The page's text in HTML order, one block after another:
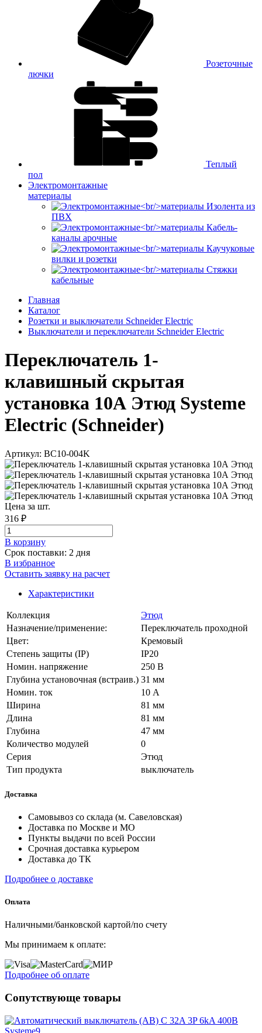
Розеточные
лючки
Теплый
пол
Электромонтажные
материалы
Изолента из
ПВХ
Кабель-
каналы арочные
Каучуковые
вилки и розетки
Стяжки
кабельные
Главная
Каталог
Розетки и выключатели Schneider Electric
Выключатели и переключатели Schneider Electric
Переключатель 1-
клавишный скрытая
установка 10А Этюд Systeme
Electric (Schneider)
Артикул: BC10-004K
Цена за шт.
316 ₽
В корзинy
Срок поставки: 2 дня
В избранное
Оставить заявку на расчет
Характеристики
Коллекция
Этюд
Назначение/применение:
Переключатель проходной
Цвет:
Кремовый
Степень защиты (IP)
IP20
Номин. напряжение
250 В
Глубина установочная (встраив.) 31 мм
Номин. ток
10 А
Ширина
81 мм
Длина
81 мм
Глубина
47 мм
Количество модулей
0
Серия
Этюд
Тип продукта
выключатель
Доставка
Самовывоз со склада (м. Савеловская)
Доставка по Москве и МО
Пункты выдачи по всей России
Срочная доставка курьером
Доставка до ТК
Подробнее о доставке
Оплата
Наличными/банковской картой/по счету
Мы принимаем к оплате:
Подробнее об оплате
Сопутствующе товары